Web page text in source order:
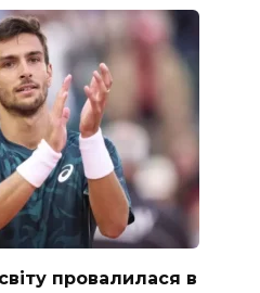
провалилася в